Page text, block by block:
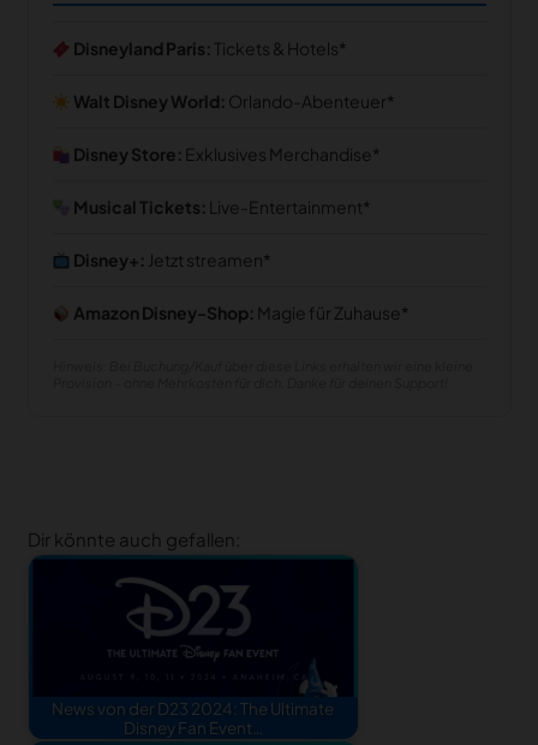
Disneyland Paris: Tickets & Hotels
Walt Disney World: Orlando-Abenteuer
Disney Store: Exklusives Merchandise
Musical Tickets: Live-Entertainment
Disney+: Jetzt streamen
Amazon Disney-Shop: Magie für Zuhause
Dir könnte auch gefallen:
News von der D23 2024: The Ultimate
Disney Fan Event…